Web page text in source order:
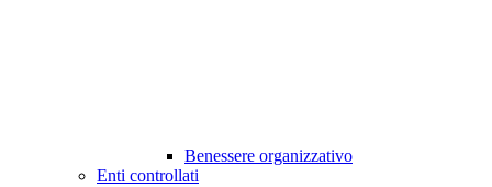
Benessere organizzativo
Enti controllati